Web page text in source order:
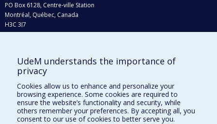
PO Box 6128, Centre-ville Station
Montréal, Québec, Canada
H3C 3J7
Who does what?
Find us
Site map
Accessibility
UdeM understands the importance of
privacy
Cookies allow us to enhance and personalize your
browsing experience. Some cookies are required to
ensure the website’s functionality and security, while
others remember your preferences. By accepting all, you
consent to our use of cookies to better serve you.